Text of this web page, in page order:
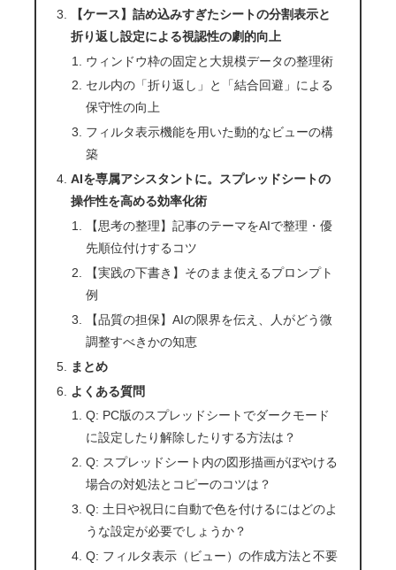
【ケース】詰め込みすぎたシートの分割表示と
折り返し設定による視認性の劇的向上
ウィンドウ枠の固定と大規模データの整理術
セル内の「折り返し」と「結合回避」による
保守性の向上
フィルタ表示機能を用いた動的なビューの構
築
AIを専属アシスタントに。スプレッドシートの
操作性を高める効率化術
【思考の整理】記事のテーマをAIで整理・優
先順位付けするコツ
【実践の下書き】そのまま使えるプロンプト
例
【品質の担保】AIの限界を伝え、人がどう微
調整すべきかの知恵
まとめ
よくある質問
Q: PC版のスプレッドシートでダークモード
に設定したり解除したりする方法は？
Q: スプレッドシート内の図形描画がぼやける
場合の対処法とコピーのコツは？
Q: 土日や祝日に自動で色を付けるにはどのよ
うな設定が必要でしょうか？
Q: フィルタ表示（ビュー）の作成方法と不要